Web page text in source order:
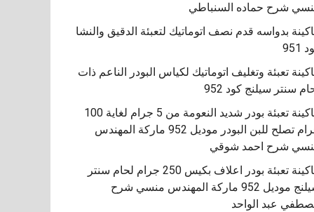
شرح حماده السنباطي
بدواسه قدم نصف اتوماتيك لتعبئة الدقيق والنشا
تعبئة وتغليف اتوماتيك لكياس البودر الناعم ذات
سنتر سيلنج كود 952
ماكينة تعبئة بودر شديد النعومة من 5 جرام لغاية 100
جرام تصلح للبن البودر موديل 952 ماركة المهندس
شرح احمد شوقي
ماكينة تعبئة بودر اعلاف بكيس 250 جرام لحام سنتر
سيلنج موديل 952 ماركة المهندس منسي شرح
عبد الواحد